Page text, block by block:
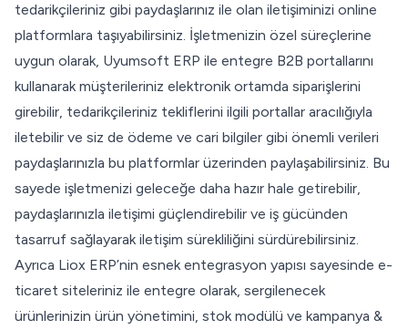
tedarikçileriniz gibi paydaşlarınız ile olan iletişiminizi online
platformlara taşıyabilirsiniz. İşletmenizin özel süreçlerine
uygun olarak, Uyumsoft ERP ile entegre B2B portallarını
kullanarak müşterileriniz elektronik ortamda siparişlerini
girebilir, tedarikçileriniz tekliflerini ilgili portallar aracılığıyla
iletebilir ve siz de ödeme ve cari bilgiler gibi önemli verileri
paydaşlarınızla bu platformlar üzerinden paylaşabilirsiniz. Bu
sayede işletmenizi geleceğe daha hazır hale getirebilir,
paydaşlarınızla iletişimi güçlendirebilir ve iş gücünden
tasarruf sağlayarak iletişim sürekliliğini sürdürebilirsiniz.
Ayrıca Liox ERP’nin esnek entegrasyon yapısı sayesinde e-
ticaret siteleriniz ile entegre olarak, sergilenecek
ürünlerinizin ürün yönetimini, stok modülü ve kampanya &